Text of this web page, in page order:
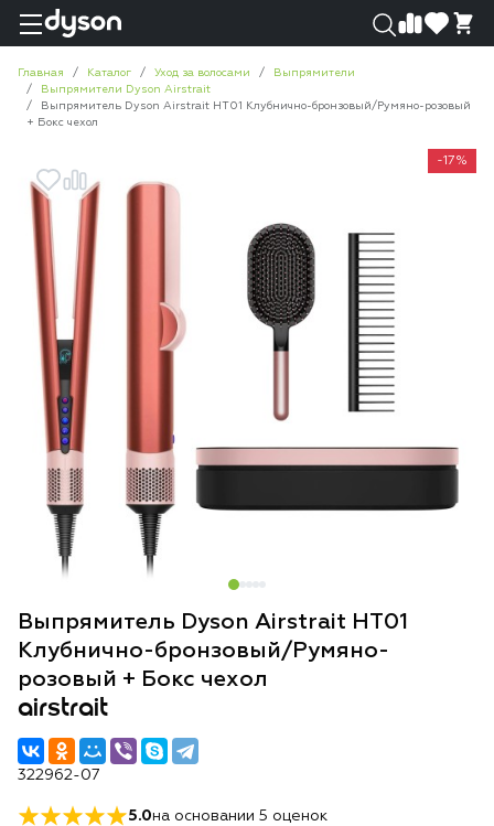
Главная Каталог Уход за волосами
Выпрямители
Выпрямители Dyson Airstrait
Выпрямитель Dyson Airstrait HT01 Клубнично-бронзовый/Румяно-розовый
+ Бокс чехол
-17%
Выпрямитель Dyson Airstrait HT01
Клубнично-бронзовый/Румяно-
розовый + Бокс чехол
airstrait
322962-07
5.0на основании 5 оценок